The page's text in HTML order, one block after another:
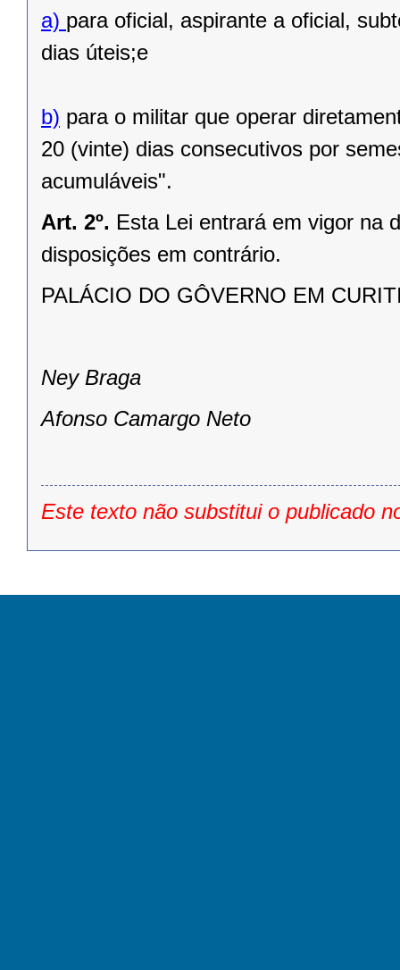
a) para oficial, aspirante a oficial,
dias úteis;e
b) para o militar que operar
20 (vinte) dias consecutivos por
acumuláveis".
Art. 2º. Esta Lei entrará em vigor na
disposições em contrário.
PALÁCIO DO GÔVERNO EM
Ney Braga
Afonso Camargo Neto
Este texto não substitui o publicado